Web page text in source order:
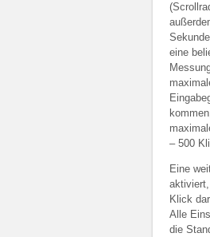
eine
– 500
Eine
Klick
Alle
die